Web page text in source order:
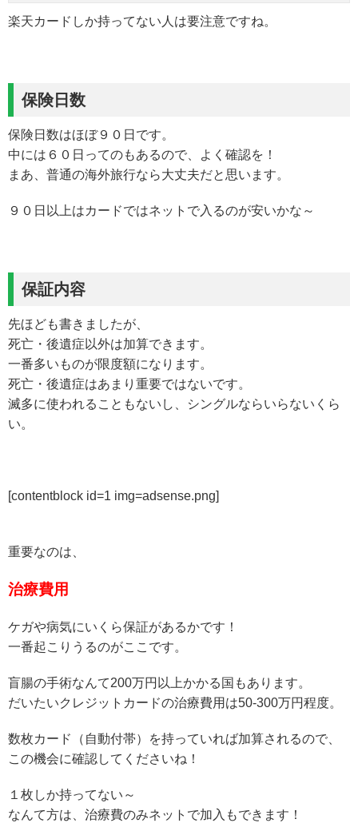
楽天カードしか持ってない人は要注意ですね。
保険日数
保険日数はほぼ９０日です。
中には６０日ってのもあるので、よく確認を！
まあ、普通の海外旅行なら大丈夫だと思います。
９０日以上はカードではネットで入るのが安いかな～
保証内容
先ほども書きましたが、
死亡・後遺症以外は加算できます。
一番多いものが限度額になります。
死亡・後遺症はあまり重要ではないです。
滅多に使われることもないし、シングルならいらないくら
い。
[contentblock id=1 img=adsense.png]
重要なのは、
治療費用
ケガや病気にいくら保証があるかです！
一番起こりうるのがここです。
盲腸の手術なんて200万円以上かかる国もあります。
だいたいクレジットカードの治療費用は50-300万円程度。
数枚カード（自動付帯）を持っていれば加算されるので、
この機会に確認してくださいね！
１枚しか持ってない～
なんて方は、治療費のみネットで加入もできます！